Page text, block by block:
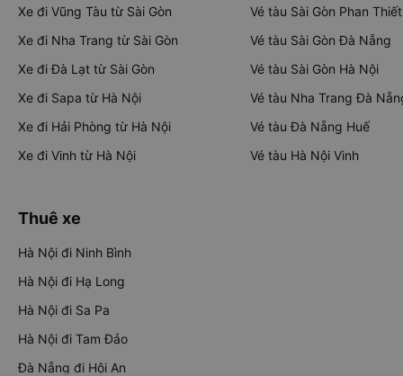
Xe đi Vũng Tàu từ Sài Gòn
Xe đi Nha Trang từ Sài Gòn
Xe đi Đà Lạt từ Sài Gòn
Xe đi Sapa từ Hà Nội
Xe đi Hải Phòng từ Hà Nội
Xe đi Vinh từ Hà Nội
Vé tàu Sài Gòn Phan Thiết
Vé tàu Sài Gòn Đà Nẵng
Vé tàu Sài Gòn Hà Nội
Vé tàu Nha Trang Đà
Vé tàu Đà Nẵng Huế
Vé tàu Hà Nội Vinh
Thuê xe
Hà Nội đi Ninh Bình
Hà Nội đi Hạ Long
Hà Nội đi Sa Pa
Hà Nội đi Tam Đảo
Đà Nẵng đi Hội An